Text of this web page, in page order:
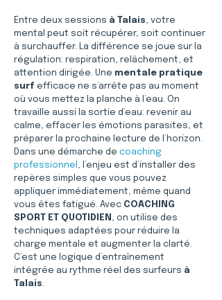
Entre deux sessions à Talais, votre
mental peut soit récupérer, soit continuer
à surchauffer. La différence se joue sur la
régulation: respiration, relâchement, et
attention dirigée. Une mentale pratique
surf efficace ne s’arrête pas au moment
où vous mettez la planche à l’eau. On
travaille aussi la sortie d’eau: revenir au
calme, effacer les émotions parasites, et
préparer la prochaine lecture de l’horizon.
Dans une démarche de coaching
professionnel , l’enjeu est d’installer des
repères simples que vous pouvez
appliquer immédiatement, même quand
vous êtes fatigué. Avec COACHING
SPORT ET QUOTIDIEN , on utilise des
techniques adaptées pour réduire la
charge mentale et augmenter la clarté.
C’est une logique d’entraînement
intégrée au rythme réel des surfeurs à
Talais.